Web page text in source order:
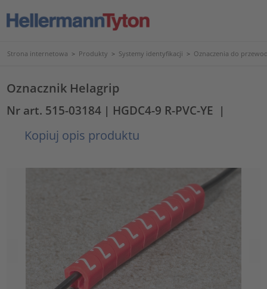
Strona internetowa > Produkty > Systemy identyfikacji > Oznaczenia do
Oznacznik Helagrip
Nr art. 515-03184 | HGDC4-9 R-PVC-YE |
Kopiuj opis produktu